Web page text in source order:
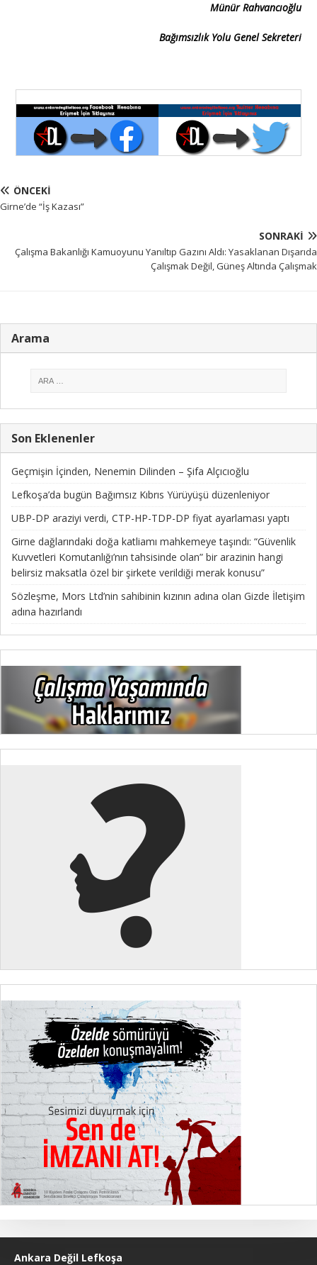
Münür Rahvancıoğlu
Bağımsızlık Yolu Genel Sekreteri
ÖNCEKI
Girne’de “İş Kazası”
SONRAKI
Çalışma Bakanlığı Kamuoyunu Yanıltıp Gazını Aldı: Yasaklanan Dışarıda
Çalışmak Değil, Güneş Altında Çalışmak
Arama
Son Eklenenler
Geçmişin İçinden, Nenemin Dilinden – Şifa Alçıcıoğlu
Lefkoşa’da bugün Bağımsız Kıbrıs Yürüyüşü düzenleniyor
UBP-DP araziyi verdi, CTP-HP-TDP-DP fiyat ayarlaması yaptı
Girne dağlarındaki doğa katliamı mahkemeye taşındı: “Güvenlik
Kuvvetleri Komutanlığı’nın tahsisinde olan” bir arazinin hangi
belirsiz maksatla özel bir şirkete verildiği merak konusu”
Sözleşme, Mors Ltd’nin sahibinin kızının adına olan Gizde İletişim
adına hazırlandı
Ankara Değil Lefkoşa